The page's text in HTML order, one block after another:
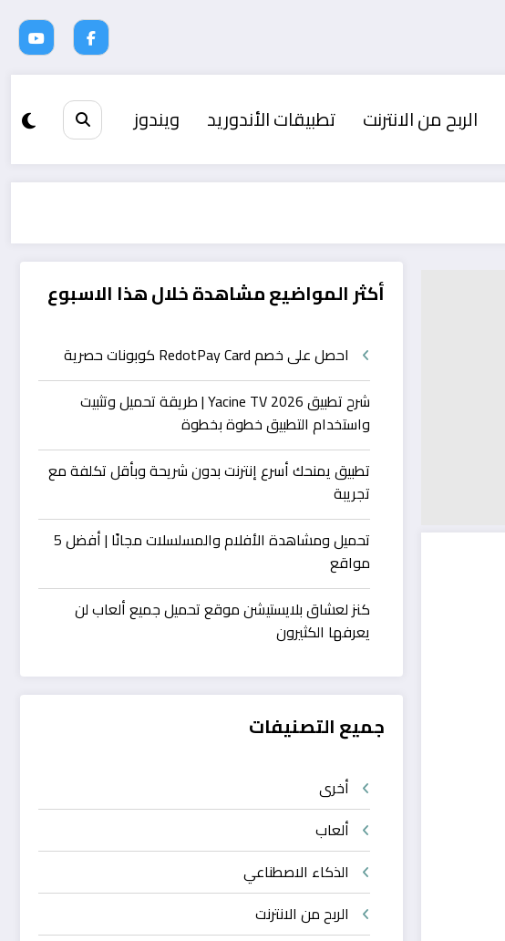
الربح من الانترنت تطبيقات الأندوريد ويندوز
أكثر المواضيع مشاهدة خلال هذا الاسبوع
احصل على خصم RedotPay Card كوبونات حصرية
شرح تطبيق Yacine TV 2026 | طريقة تحميل وتثبيت
واستخدام التطبيق خطوة بخطوة
تطبيق يمنحك أسرع إنترنت بدون شريحة وبأقل تكلفة مع
تجريبة
تحميل ومشاهدة الأفلام والمسلسلات مجانًا | أفضل 5
مواقع
كنز لعشاق بلايستيشن موقع تحميل جميع ألعاب لن
يعرفها الكثيرون
جميع التصنيفات
أخرى
ألعاب
الذكاء الاصطناعي
الربح من الانترنت